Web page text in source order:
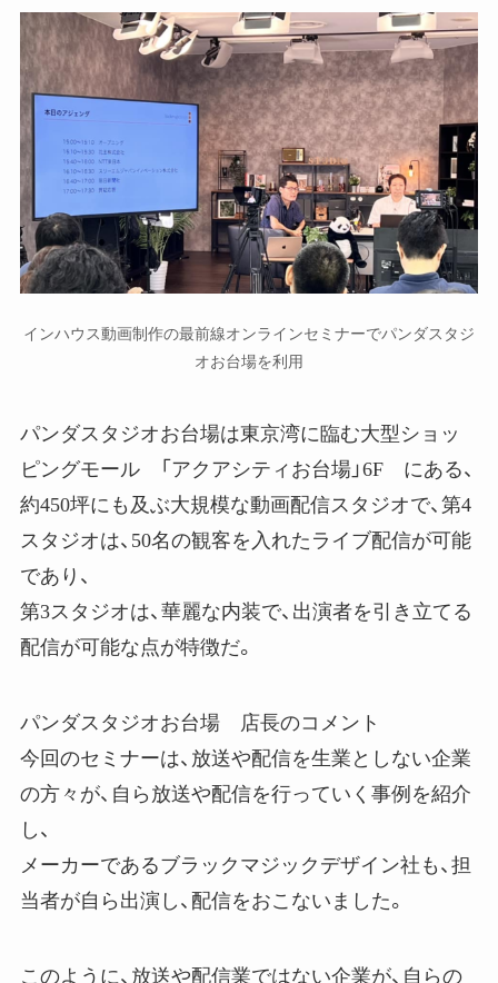
インハウス動画制作の最前線オンラインセミナーでパンダスタジ
オお台場を利用
パンダスタジオお台場は東京湾に臨む大型ショッ
ピングモール 「アクアシティお台場」6F にある、
約450坪にも及ぶ大規模な動画配信スタジオで、第4
スタジオは、50名の観客を入れたライブ配信が可能
であり、
第3スタジオは、華麗な内装で、出演者を引き立てる
配信が可能な点が特徴だ。
パンダスタジオお台場 店長のコメント
今回のセミナーは、放送や配信を生業としない企業
の方々が、自ら放送や配信を行っていく事例を紹介
し、
メーカーであるブラックマジックデザイン社も、担
当者が自ら出演し、配信をおこないました。
このように、放送や配信業ではない企業が、自らの